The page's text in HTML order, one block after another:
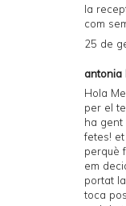
la
com
25 de
antonia
Hola
per el
ha gent
fetes!
perquè
em
portat
toca